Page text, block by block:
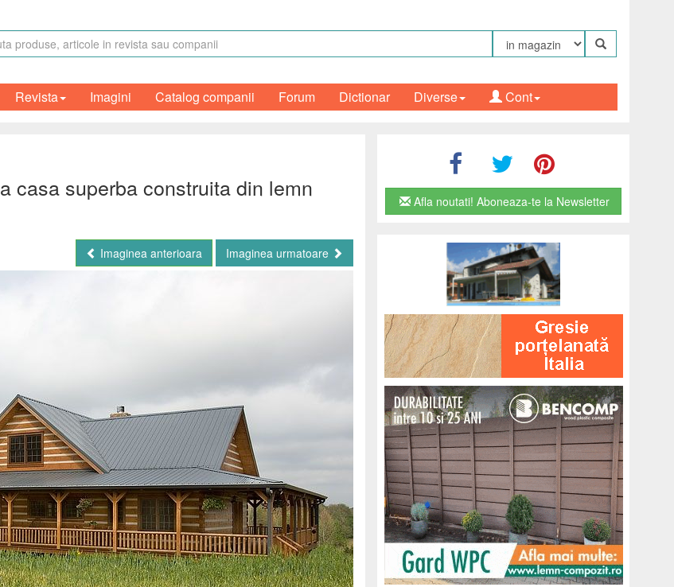
Revista Imagini Catalog companii Forum Dictionar Cont
Diverse
casa superba construita din lemn
Imaginea anterioara Imaginea urmatoare
Afla noutati! Aboneaza-te la Newsletter